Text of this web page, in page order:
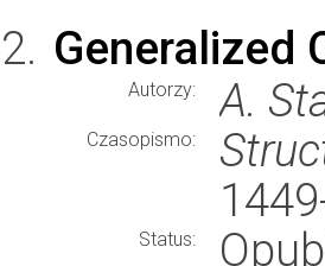
Generalized
Autorzy: A.
Czasopismo:
Status: